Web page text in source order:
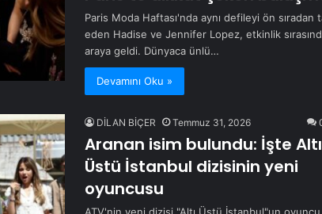
Paris Moda Haftası'nda aynı defileyi ön sıradan
eden Hadise ve Jennifer Lopez, etkinlik
araya geldi. Dünyaca ünlü…
Devamını Oku »
DİLAN BİÇER Temmuz 31, 2026
Aranan isim bulundu: İşte Altı
Üstü İstanbul dizisinin yeni
oyuncusu